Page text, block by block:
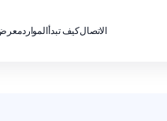
المواردكيف تبدأالاتصال